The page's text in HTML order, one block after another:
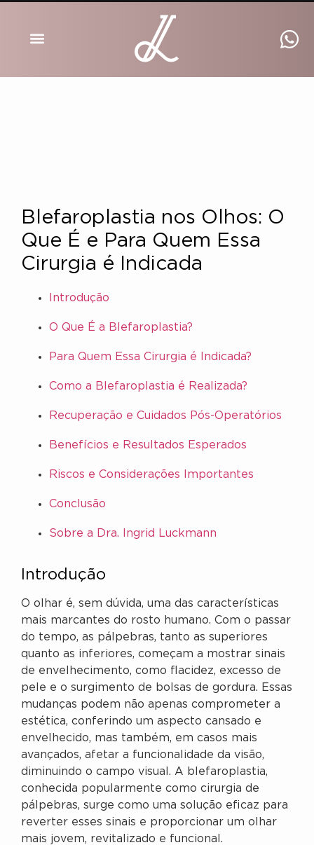
Blefaroplastia nos Olhos: O
Que É e Para Quem Essa
Cirurgia é Indicada
Introdução
O Que É a Blefaroplastia?
Para Quem Essa Cirurgia é Indicada?
Como a Blefaroplastia é Realizada?
Recuperação e Cuidados Pós-Operatórios
Benefícios e Resultados Esperados
Riscos e Considerações Importantes
Conclusão
Sobre a Dra. Ingrid Luckmann
Introdução
O olhar é, sem dúvida, uma das características
mais marcantes do rosto humano. Com o passar
do tempo, as pálpebras, tanto as superiores
quanto as inferiores, começam a mostrar sinais
de envelhecimento, como flacidez, excesso de
pele e o surgimento de bolsas de gordura. Essas
mudanças podem não apenas comprometer a
estética, conferindo um aspecto cansado e
envelhecido, mas também, em casos mais
avançados, afetar a funcionalidade da visão,
diminuindo o campo visual. A blefaroplastia,
conhecida popularmente como cirurgia de
pálpebras, surge como uma solução eficaz para
reverter esses sinais e proporcionar um olhar
mais jovem, revitalizado e funcional.